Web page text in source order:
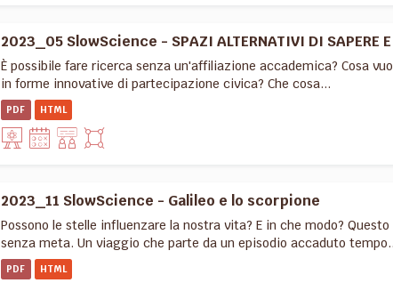
2023_05 SlowScience - SPAZI ALTERNATIVI DI SAPERE
È possibile fare ricerca senza un'affiliazione accademica? Cosa
in forme innovative di partecipazione civica? Che cosa...
PDF HTML
2023_11 SlowScience - Galileo e lo scorpione
Possono le stelle influenzare la nostra vita? E in che modo?
senza meta. Un viaggio che parte da un episodio accaduto
PDF HTML